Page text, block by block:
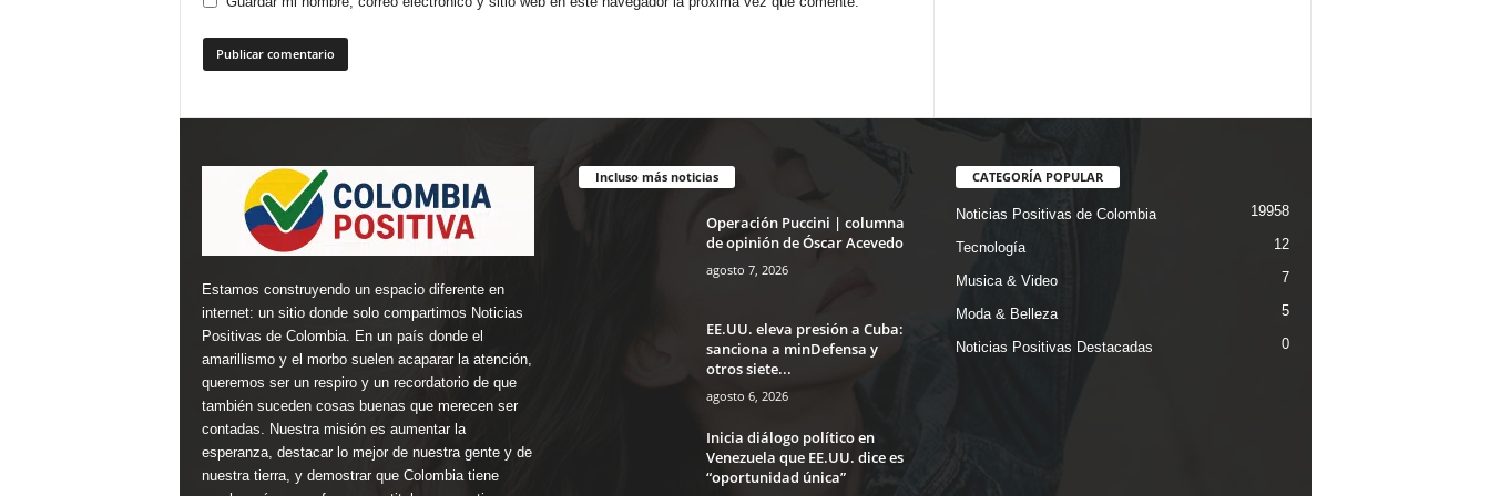
Estamos construyendo un espacio diferente en
internet: un sitio donde solo compartimos Noticias
Positivas de Colombia. En un país donde el
amarillismo y el morbo suelen acaparar la atención,
queremos ser un respiro y un recordatorio de que
también suceden cosas buenas que merecen ser
contadas. Nuestra misión es aumentar la
esperanza, destacar lo mejor de nuestra gente y de
nuestra tierra, y demostrar que Colombia tiene
Incluso más noticias
Operación Puccini | columna
de opinión de Óscar Acevedo
agosto 7, 2026
EE.UU. eleva presión a Cuba:
sanciona a minDefensa y
otros siete...
agosto 6, 2026
Inicia diálogo político en
Venezuela que EE.UU. dice es
“oportunidad única”
CATEGORÍA POPULAR
Noticias Positivas de Colombia 19958
Tecnología 12
Musica & Video 7
Moda & Belleza 5
Noticias Positivas Destacadas 0